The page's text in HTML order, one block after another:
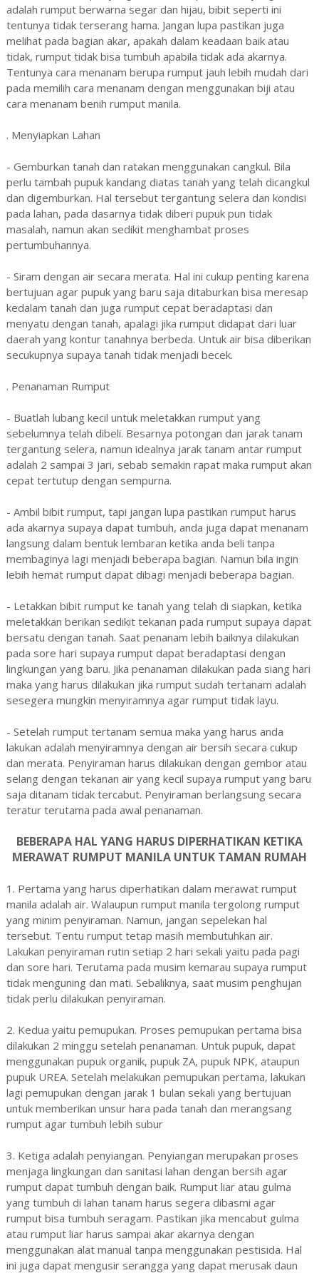
adalah rumput berwarna segar dan hijau, bibit seperti ini
tentunya tidak terserang hama. Jangan lupa pastikan juga
melihat pada bagian akar, apakah dalam keadaan baik atau
tidak, rumput tidak bisa tumbuh apabila tidak ada akarnya.
Tentunya cara menanam berupa rumput jauh lebih mudah dari
pada memilih cara menanam dengan menggunakan biji atau
cara menanam benih rumput manila.
. Menyiapkan Lahan
- Gemburkan tanah dan ratakan menggunakan cangkul. Bila
perlu tambah pupuk kandang diatas tanah yang telah dicangkul
dan digemburkan. Hal tersebut tergantung selera dan kondisi
pada lahan, pada dasarnya tidak diberi pupuk pun tidak
masalah, namun akan sedikit menghambat proses
pertumbuhannya.
- Siram dengan air secara merata. Hal ini cukup penting karena
bertujuan agar pupuk yang baru saja ditaburkan bisa meresap
kedalam tanah dan juga rumput cepat beradaptasi dan
menyatu dengan tanah, apalagi jika rumput didapat dari luar
daerah yang kontur tanahnya berbeda. Untuk air bisa diberikan
secukupnya supaya tanah tidak menjadi becek.
. Penanaman Rumput
- Buatlah lubang kecil untuk meletakkan rumput yang
sebelumnya telah dibeli. Besarnya potongan dan jarak tanam
tergantung selera, namun idealnya jarak tanam antar rumput
adalah 2 sampai 3 jari, sebab semakin rapat maka rumput akan
cepat tertutup dengan sempurna.
- Ambil bibit rumput, tapi jangan lupa pastikan rumput harus
ada akarnya supaya dapat tumbuh, anda juga dapat menanam
langsung dalam bentuk lembaran ketika anda beli tanpa
membaginya lagi menjadi beberapa bagian. Namun bila ingin
lebih hemat rumput dapat dibagi menjadi beberapa bagian.
- Letakkan bibit rumput ke tanah yang telah di siapkan, ketika
meletakkan berikan sedikit tekanan pada rumput supaya dapat
bersatu dengan tanah. Saat penanam lebih baiknya dilakukan
pada sore hari supaya rumput dapat beradaptasi dengan
lingkungan yang baru. Jika penanaman dilakukan pada siang hari
maka yang harus dilakukan jika rumput sudah tertanam adalah
sesegera mungkin menyiramnya agar rumput tidak layu.
- Setelah rumput tertanam semua maka yang harus anda
lakukan adalah menyiramnya dengan air bersih secara cukup
dan merata. Penyiraman harus dilakukan dengan gembor atau
selang dengan tekanan air yang kecil supaya rumput yang baru
saja ditanam tidak tercabut. Penyiraman berlangsung secara
teratur terutama pada awal penanaman.
BEBERAPA HAL YANG HARUS DIPERHATIKAN KETIKA
MERAWAT RUMPUT MANILA UNTUK TAMAN RUMAH
1. Pertama yang harus diperhatikan dalam merawat rumput
manila adalah air. Walaupun rumput manila tergolong rumput
yang minim penyiraman. Namun, jangan sepelekan hal
tersebut. Tentu rumput tetap masih membutuhkan air.
Lakukan penyiraman rutin setiap 2 hari sekali yaitu pada pagi
dan sore hari. Terutama pada musim kemarau supaya rumput
tidak menguning dan mati. Sebaliknya, saat musim penghujan
tidak perlu dilakukan penyiraman.
2. Kedua yaitu pemupukan. Proses pemupukan pertama bisa
dilakukan 2 minggu setelah penanaman. Untuk pupuk, dapat
menggunakan pupuk organik, pupuk ZA, pupuk NPK, ataupun
pupuk UREA. Setelah melakukan pemupukan pertama, lakukan
lagi pemupukan dengan jarak 1 bulan sekali yang bertujuan
untuk memberikan unsur hara pada tanah dan merangsang
rumput agar tumbuh lebih subur
3. Ketiga adalah penyiangan. Penyiangan merupakan proses
menjaga lingkungan dan sanitasi lahan dengan bersih agar
rumput dapat tumbuh dengan baik. Rumput liar atau gulma
yang tumbuh di lahan tanam harus segera dibasmi agar
rumput bisa tumbuh seragam. Pastikan jika mencabut gulma
atau rumput liar harus sampai akar akarnya dengan
menggunakan alat manual tanpa menggunakan pestisida. Hal
ini juga dapat mengusir serangga yang dapat merusak daun